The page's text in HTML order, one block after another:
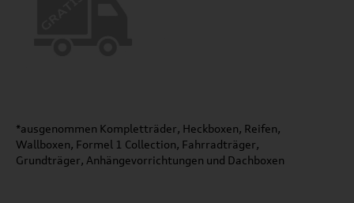
*ausgenommen Kompletträder, Heckboxen, Reifen,
Wallboxen, Formel 1 Collection, Fahrradträger,
Grundträger, Anhängevorrichtungen und Dachboxen